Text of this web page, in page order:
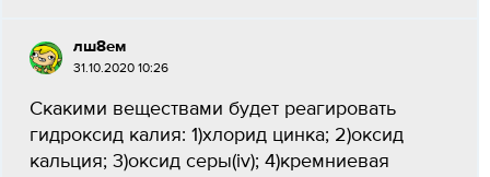
лш8ем
31.10.2020 10:26
Скакими веществами будет реагировать
гидроксид калия: 1)хлорид цинка; 2)оксид
кальция; 3)оксид серы(iv); 4)кремниевая